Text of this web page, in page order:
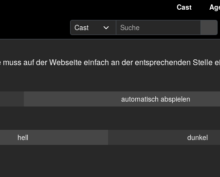
Cast
auf der Webseite einfach an der entsprechenden Stelle
automatisch abspielen
hell dunkel